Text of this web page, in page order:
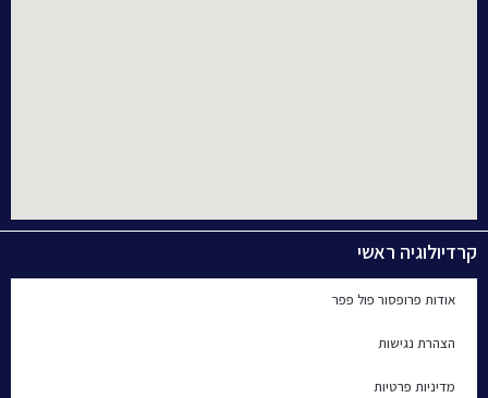
קרדיולוגיה ראשי
אודות פרופסור פול פפר
הצהרת נגישות
מדיניות פרטיות